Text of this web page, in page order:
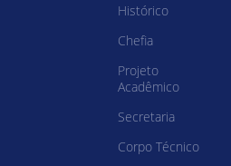
Histórico
Chefia
Projeto
Acadêmico
Secretaria
Corpo Técnico